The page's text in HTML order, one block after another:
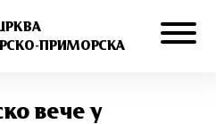
ПРИМОРСКА
вече у